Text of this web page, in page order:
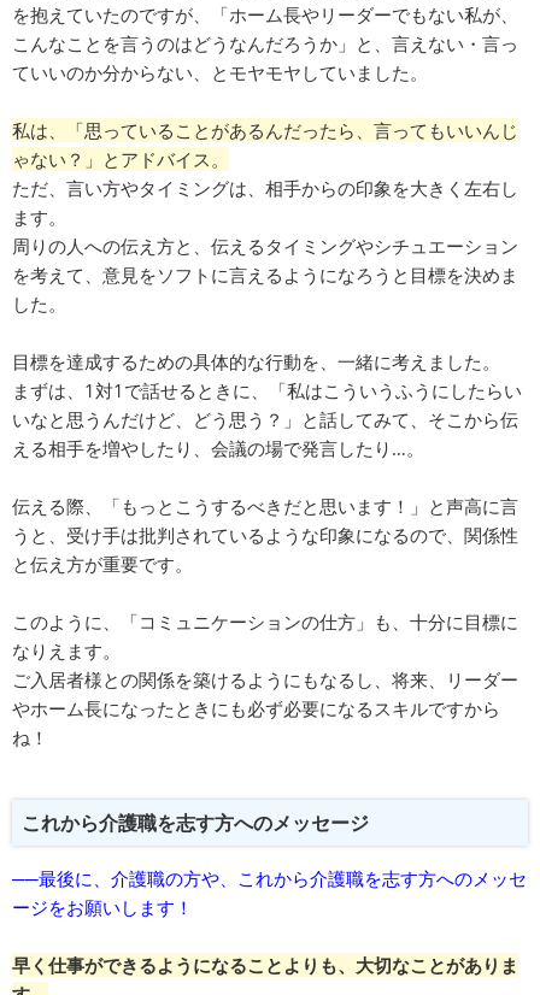
を抱えていたのですが、「ホーム長やリーダーでもない私が、
こんなことを言うのはどうなんだろうか」と、言えない・言っ
ていいのか分からない、とモヤモヤしていました。
私は、「思っていることがあるんだったら、言ってもいいんじ
ゃない？」とアドバイス。
ただ、言い方やタイミングは、相手からの印象を大きく左右し
ます。
周りの人への伝え方と、伝えるタイミングやシチュエーション
を考えて、意見をソフトに言えるようになろうと目標を決めま
した。
目標を達成するための具体的な行動を、一緒に考えました。
まずは、1対1で話せるときに、「私はこういうふうにしたらい
いなと思うんだけど、どう思う？」と話してみて、そこから伝
える相手を増やしたり、会議の場で発言したり…。
伝える際、「もっとこうするべきだと思います！」と声高に言
うと、受け手は批判されているような印象になるので、関係性
と伝え方が重要です。
このように、「コミュニケーションの仕方」も、十分に目標に
なりえます。
ご入居者様との関係を築けるようにもなるし、将来、リーダー
やホーム長になったときにも必ず必要になるスキルですから
ね！
これから介護職を志す方へのメッセージ
──最後に、介護職の方や、これから介護職を志す方へのメッセ
ージをお願いします！
早く仕事ができるようになることよりも、大切なことがありま